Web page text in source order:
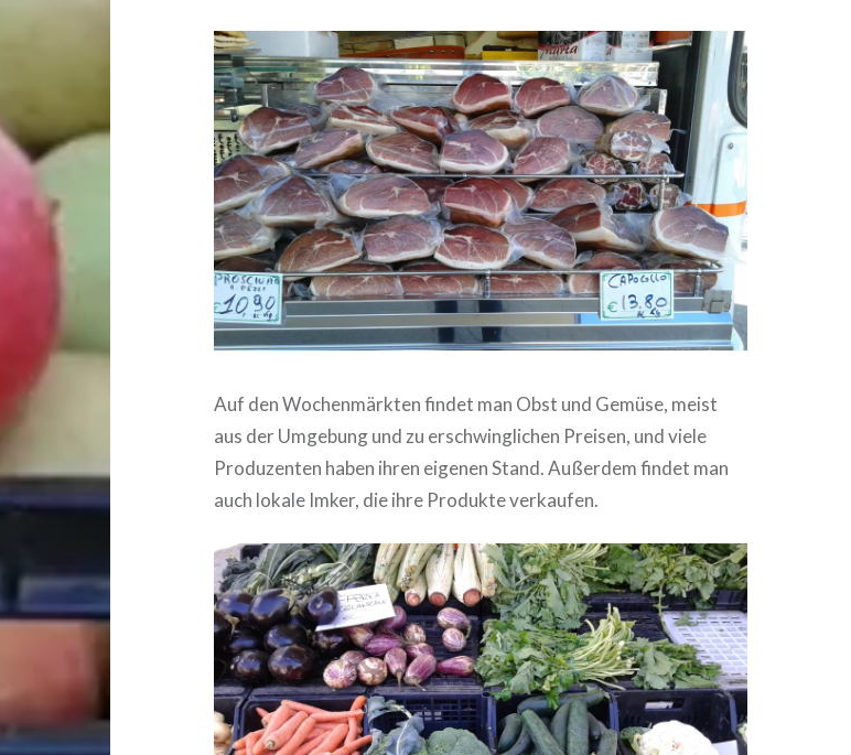
Auf den Wochenmärkten findet man Obst und Gemüse, meist
aus der Umgebung und zu erschwinglichen Preisen, und viele
Produzenten haben ihren eigenen Stand. Außerdem findet man
auch lokale Imker, die ihre Produkte verkaufen.